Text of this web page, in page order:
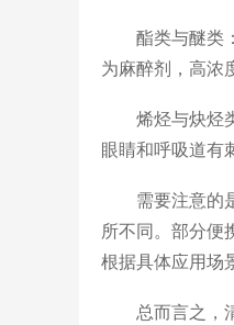
酯类与醚类：
为麻醉剂，高浓
烯烃与炔烃类
眼睛和呼吸道有
需要注意的是
所不同。部分便
根据具体应用场
总而言之，